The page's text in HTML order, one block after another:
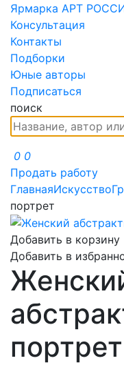
Ярмарка АРТ
Консультация
Контакты
Подборки
Юные авторы
Подписаться
поиск
0 0
Продать работу
ГлавнаяИскусство
портрет
Добавить в корзину
Добавить в
портрет